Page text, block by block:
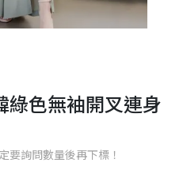
綠色無袖開叉連身
要詢問數量後再下標！